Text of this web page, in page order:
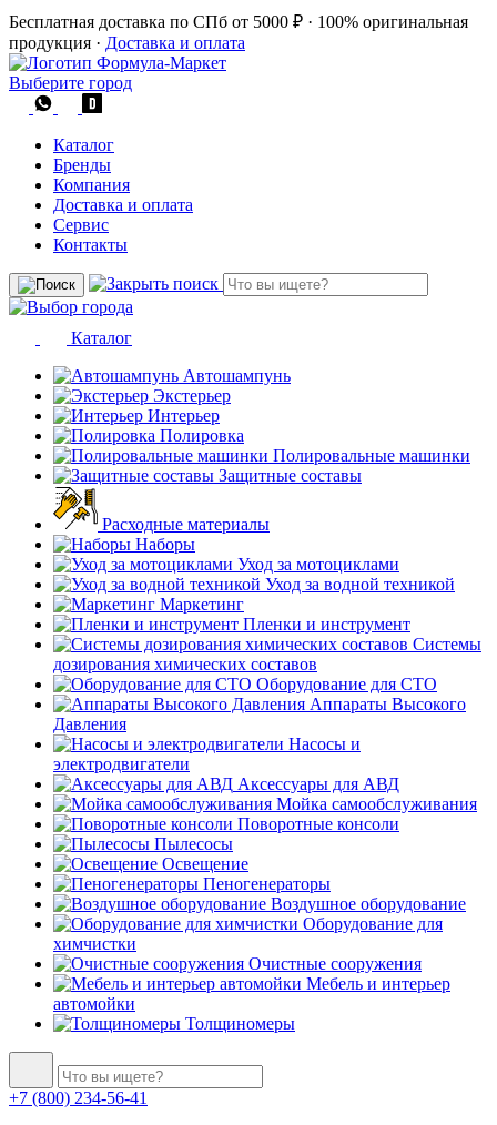
Бесплатная доставка по СПб от 5000 ₽ · 100% оригинальная
продукция · Доставка и оплата
Выберите город
Каталог
Бренды
Компания
Доставка и оплата
Сервис
Контакты
Каталог
Автошампунь
Экстерьер
Интерьер
Полировка
Полировальные машинки
Защитные составы
Расходные материалы
Наборы
Уход за мотоциклами
Уход за водной техникой
Маркетинг
Пленки и инструмент
Системы
дозирования химических составов
Оборудование для СТО
Аппараты Высокого
Давления
Насосы и
электродвигатели
Аксессуары для АВД
Мойка самообслуживания
Поворотные консоли
Пылесосы
Освещение
Пеногенераторы
Воздушное оборудование
Оборудование для
химчистки
Очистные сооружения
Мебель и интерьер
автомойки
Толщиномеры
+7 (800) 234-56-41